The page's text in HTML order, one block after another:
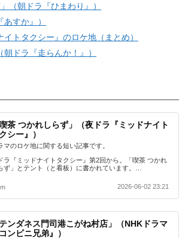
（朝ドラ『ひまわり』）
すか』）
トタクシー』のロケ地（まとめ）
ドラ『走らんか！』）
喫茶 つかれしらず」（夜ドラ『ミッドナイト
シー』）
マのロケ地に関する短い記事です。
ラ『ミッドナイトタクシー』第2回から。「喫茶 つかれ
ず」とテント（と看板）に書かれています。…
2026-06-02 23:21
テンダネス門司港こがね村店」（NHKドラマ
コンビニ兄弟』）